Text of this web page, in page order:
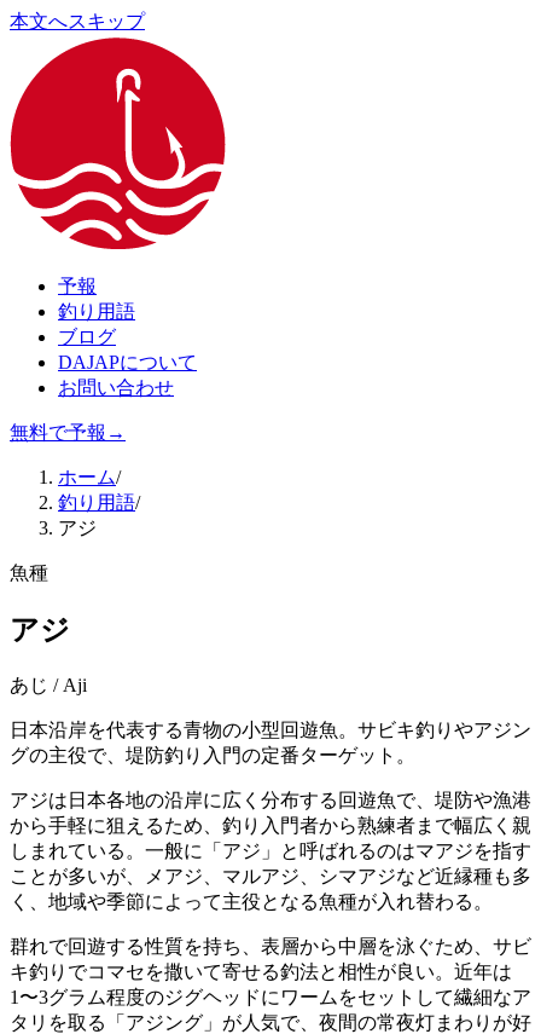
本文へスキップ
予報
釣り用語
ブログ
DAJAPについて
お問い合わせ
無料で予報 →
ホーム/
釣り用語/
アジ
魚種
アジ
あじ / Aji
日本沿岸を代表する青物の小型回遊魚。サビキ釣りやアジン
グの主役で、堤防釣り入門の定番ターゲット。
アジは日本各地の沿岸に広く分布する回遊魚で、堤防や漁港
から手軽に狙えるため、釣り入門者から熟練者まで幅広く親
しまれている。一般に「アジ」と呼ばれるのはマアジを指す
ことが多いが、メアジ、マルアジ、シマアジなど近縁種も多
く、地域や季節によって主役となる魚種が入れ替わる。
群れで回遊する性質を持ち、表層から中層を泳ぐため、サビ
キ釣りでコマセを撒いて寄せる釣法と相性が良い。近年は
1〜3グラム程度のジグヘッドにワームをセットして繊細なア
タリを取る「アジング」が人気で、夜間の常夜灯まわりが好